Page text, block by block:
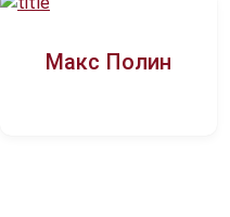
Макс Полин